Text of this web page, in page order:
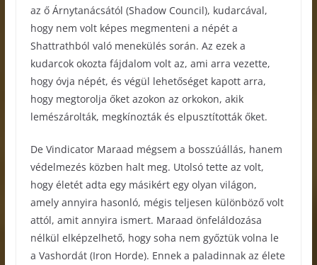
az ő Árnytanácsától (Shadow Council), kudarcával,
hogy nem volt képes megmenteni a népét a
Shattrathból való menekülés során. Az ezek a
kudarcok okozta fájdalom volt az, ami arra vezette,
hogy óvja népét, és végül lehetőséget kapott arra,
hogy megtorolja őket azokon az orkokon, akik
lemészárolták, megkínozták és elpusztították őket.
De Vindicator Maraad mégsem a bosszúállás, hanem
védelmezés közben halt meg. Utolsó tette az volt,
hogy életét adta egy másikért egy olyan világon,
amely annyira hasonló, mégis teljesen különböző volt
attól, amit annyira ismert. Maraad önfeláldozása
nélkül elképzelhető, hogy soha nem győztük volna le
a Vashordát (Iron Horde). Ennek a paladinnak az élete